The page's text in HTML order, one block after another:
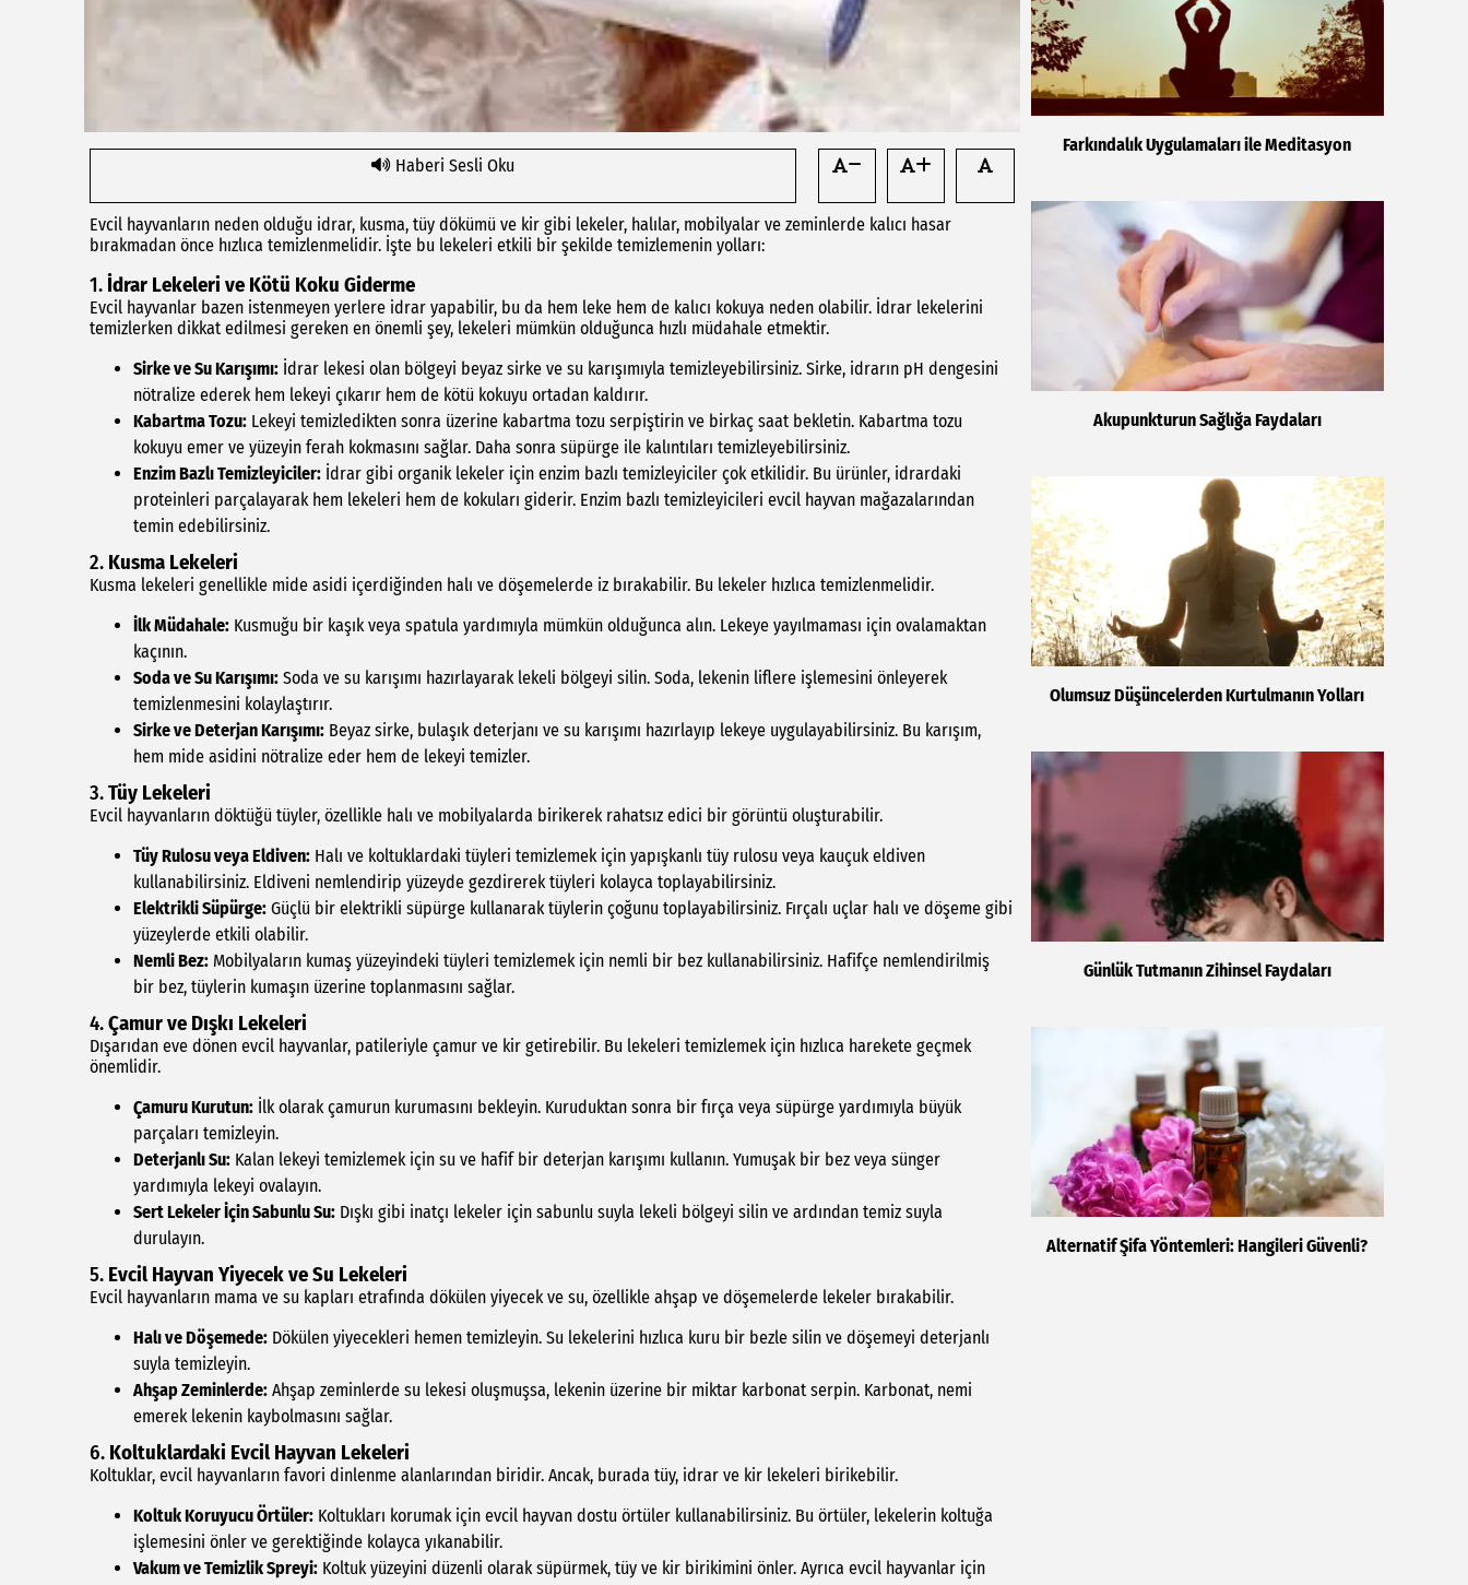
Haberi Sesli Oku
Evcil hayvanların neden olduğu idrar, kusma, tüy dökümü ve kir gibi lekeler, halılar, mobilyalar ve zeminlerde kalıcı hasar
bırakmadan önce hızlıca temizlenmelidir. İşte bu lekeleri etkili bir şekilde temizlemenin yolları:
1. İdrar Lekeleri ve Kötü Koku Giderme
Evcil hayvanlar bazen istenmeyen yerlere idrar yapabilir, bu da hem leke hem de kalıcı kokuya neden olabilir. İdrar lekelerini
temizlerken dikkat edilmesi gereken en önemli şey, lekeleri mümkün olduğunca hızlı müdahale etmektir.
Sirke ve Su Karışımı: İdrar lekesi olan bölgeyi beyaz sirke ve su karışımıyla temizleyebilirsiniz. Sirke, idrarın pH dengesini
nötralize ederek hem lekeyi çıkarır hem de kötü kokuyu ortadan kaldırır.
Kabartma Tozu: Lekeyi temizledikten sonra üzerine kabartma tozu serpiştirin ve birkaç saat bekletin. Kabartma tozu
kokuyu emer ve yüzeyin ferah kokmasını sağlar. Daha sonra süpürge ile kalıntıları temizleyebilirsiniz.
Enzim Bazlı Temizleyiciler: İdrar gibi organik lekeler için enzim bazlı temizleyiciler çok etkilidir. Bu ürünler, idrardaki
proteinleri parçalayarak hem lekeleri hem de kokuları giderir. Enzim bazlı temizleyicileri evcil hayvan mağazalarından
temin edebilirsiniz.
2. Kusma Lekeleri
Kusma lekeleri genellikle mide asidi içerdiğinden halı ve döşemelerde iz bırakabilir. Bu lekeler hızlıca temizlenmelidir.
İlk Müdahale: Kusmuğu bir kaşık veya spatula yardımıyla mümkün olduğunca alın. Lekeye yayılmaması için ovalamaktan
kaçının.
Soda ve Su Karışımı: Soda ve su karışımı hazırlayarak lekeli bölgeyi silin. Soda, lekenin liflere işlemesini önleyerek
temizlenmesini kolaylaştırır.
Sirke ve Deterjan Karışımı: Beyaz sirke, bulaşık deterjanı ve su karışımı hazırlayıp lekeye uygulayabilirsiniz. Bu karışım,
hem mide asidini nötralize eder hem de lekeyi temizler.
3.Tüy Lekeleri
Evcil hayvanların döktüğü tüyler, özellikle halı ve mobilyalarda birikerek rahatsız edici bir görüntü oluşturabilir.
Tüy Rulosu veya Eldiven: Halı ve koltuklardaki tüyleri temizlemek için yapışkanlı tüy rulosu veya kauçuk eldiven
kullanabilirsiniz. Eldiveni nemlendirip yüzeyde gezdirerek tüyleri kolayca toplayabilirsiniz.
Elektrikli Süpürge: Güçlü bir elektrikli süpürge kullanarak tüylerin çoğunu toplayabilirsiniz. Fırçalı uçlar halı ve döşeme gibi
yüzeylerde etkili olabilir.
Nemli Bez: Mobilyaların kumaş yüzeyindeki tüyleri temizlemek için nemli bir bez kullanabilirsiniz. Hafifçe nemlendirilmiş
bir bez, tüylerin kumaşın üzerine toplanmasını sağlar.
4.Çamur ve Dışkı Lekeleri
Dışarıdan eve dönen evcil hayvanlar, patileriyle çamur ve kir getirebilir. Bu lekeleri temizlemek için hızlıca harekete geçmek
önemlidir.
Çamuru Kurutun: İlk olarak çamurun kurumasını bekleyin. Kuruduktan sonra bir fırça veya süpürge yardımıyla büyük
parçaları temizleyin.
Deterjanlı Su: Kalan lekeyi temizlemek için su ve hafif bir deterjan karışımı kullanın. Yumuşak bir bez veya sünger
yardımıyla lekeyi ovalayın.
Sert Lekeler İçin Sabunlu Su: Dışkı gibi inatçı lekeler için sabunlu suyla lekeli bölgeyi silin ve ardından temiz suyla
durulayın.
5. Evcil Hayvan Yiyecek ve Su Lekeleri
Evcil hayvanların mama ve su kapları etrafında dökülen yiyecek ve su, özellikle ahşap ve döşemelerde lekeler bırakabilir.
Halı ve Döşemede: Dökülen yiyecekleri hemen temizleyin. Su lekelerini hızlıca kuru bir bezle silin ve döşemeyi deterjanlı
suyla temizleyin.
Ahşap Zeminlerde: Ahşap zeminlerde su lekesi oluşmuşsa, lekenin üzerine bir miktar karbonat serpin. Karbonat, nemi
emerek lekenin kaybolmasını sağlar.
6. Koltuklardaki Evcil Hayvan Lekeleri
Koltuklar, evcil hayvanların favori dinlenme alanlarından biridir. Ancak, burada tüy, idrar ve kir lekeleri birikebilir.
Koltuk Koruyucu Örtüler: Koltukları korumak için evcil hayvan dostu örtüler kullanabilirsiniz. Bu örtüler, lekelerin koltuğa
işlemesini önler ve gerektiğinde kolayca yıkanabilir.
Vakum ve Temizlik Spreyi: Koltuk yüzeyini düzenli olarak süpürmek, tüy ve kir birikimini önler. Ayrıca evcil hayvanlar için
Farkındalık Uygulamaları ile Meditasyon
Akupunkturun Sağlığa Faydaları
Olumsuz Düşüncelerden Kurtulmanın Yolları
Günlük Tutmanın Zihinsel Faydaları
Alternatif Şifa Yöntemleri: Hangileri Güvenli?